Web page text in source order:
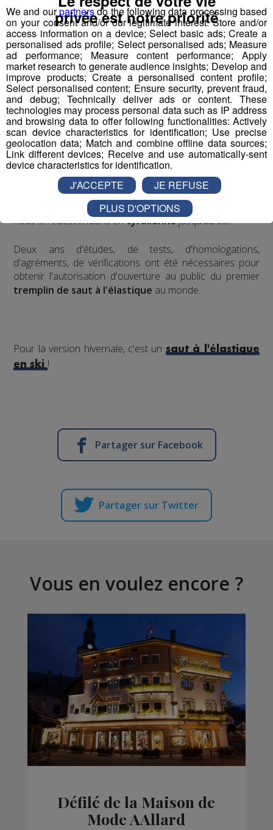
Écoutez l'interview de son créateur ⬇
mp3
Vous l'avez compris, le Bun J Ridecombine les
techniques dusaut de tremplin, dusaut à l'élastique
et de latyrolienne. Le sauteur est équipé à la taille d'un
harnais relié, de chaque côté, à deuxélastiques
mobiles. Placé en haut dutremplinsur l'accessoire
d'envol de son choix, le sauteur effectue une prise d'élan
d'environ 30 mètres qui débouche sur un vide de 40
mètres. Le saut s'effectue retenu par les deux
élastiquesqui accompagnent la trajectoire du sauteur.
Le système se bloque et une fois le sauteur stabilisé,
nous le redescendons entyroliennejusqu'au sol.
​Deux ans d'études, de tests, d'homologations,
d'agréments, de vérifications ont été nécessaires pour
obtenir l'autorisation d'ouverture au public du premier
tremplin de saut à l'élastique au monde.
Pour la version hivernale, c'est un saut à l'élastique
en ski!
Partager sur Facebook
Partager sur Twitter
Vous en voulez encore ?
Défilé de la Maison de
Mode AAllard
We and ourpartnersdo the following data processing based
on your consent and/or our legitimate interest: Store and/or
access information on a device; Select basic ads; Create a
personalised ads profile; Select personalised ads; Measure
ad performance; Measure content performance; Apply
market research to generate audience insights; Develop and
improve products; Create a personalised content profile;
Select personalised content; Ensure security, prevent fraud,
and debug; Technically deliver ads or content. These
technologies may process personal data such as IP address
and browsing data to offer following functionalities: Actively
scan device characteristics for identification; Use precise
geolocation data; Match and combine offline data sources;
Link different devices; Receive and use automatically-sent
device characteristics for identification.
privée est notre priorité
J'ACCEPTE
JE REFUSE
PLUS D'OPTIONS